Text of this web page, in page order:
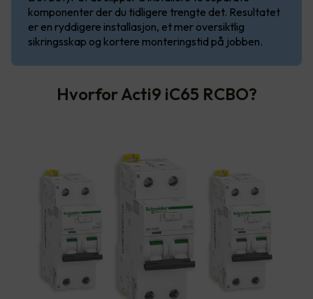
komponenter der du tidligere trengte det. Resultatet
er en ryddigere installasjon, et mer oversiktlig
sikringsskap og kortere monteringstid på jobben.
Hvorfor Acti9 iC65 RCBO?